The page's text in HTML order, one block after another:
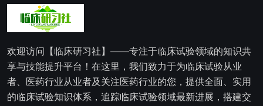
欢迎访问【临床研习社】——专注于临床试验领域的知识共
享与技能提升平台！在这里，我们致力于为临床试验从业
者、医药行业从业者及关注医药行业的您，提供全面、实用
的临床试验知识体系，追踪临床试验领域最新进展，搭建交